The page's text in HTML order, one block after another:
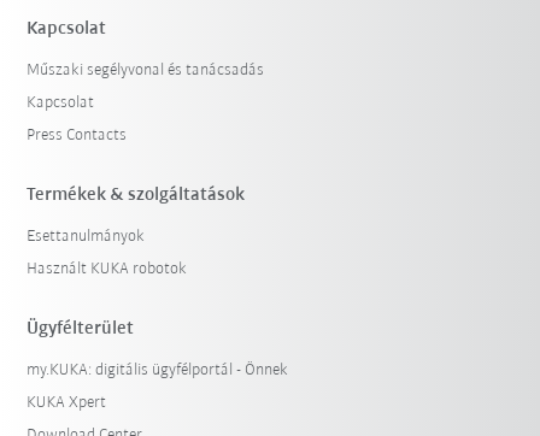
Kapcsolat
Műszaki segélyvonal és tanácsadás
Kapcsolat
Press Contacts
Termékek & szolgáltatások
Esettanulmányok
Használt KUKA robotok
Ügyfélterület
my.KUKA: digitális ügyfélportál - Önnek
KUKA Xpert